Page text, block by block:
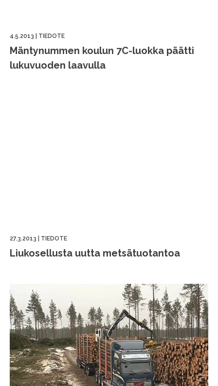
4.5.2013 TIEDOTE
Mäntynummen koulun 7C-luokka päätti
lukuvuoden laavulla
27.3.2013 TIEDOTE
Liukosellusta uutta metsätuotantoa